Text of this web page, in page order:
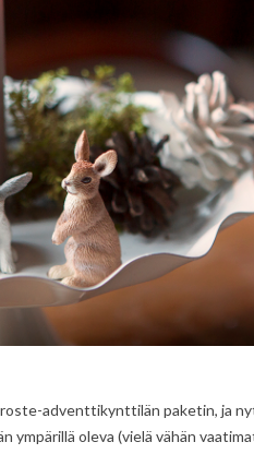
adventtikynttilän paketin, ja
oleva (vielä vähän